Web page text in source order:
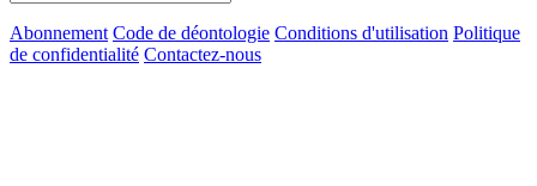
Abonnement Code de déontologie Conditions d'utilisation Politique
de confidentialité Contactez-nous